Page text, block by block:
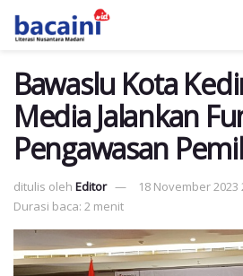
Bawaslu Kota
Media Jalankan
Pengawasan
ditulis oleh Editor
18 November 2023
Durasi baca: 2 menit